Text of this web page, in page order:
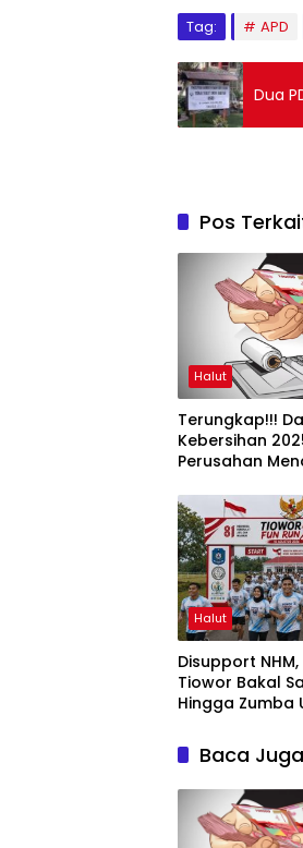
Tag: APD
Dua
Pos
Halut
Terungkap!!!
Kebersihan
Perusahan
Halut
Disupport
Tiowor Bakal
Hingga Zumba
Baca Juga